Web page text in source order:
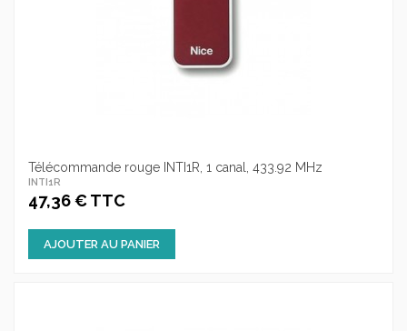
Télécommande rouge INTI1R, 1 canal, 433.92 MHz
INTI1R
47,36 € TTC
AJOUTER AU PANIER